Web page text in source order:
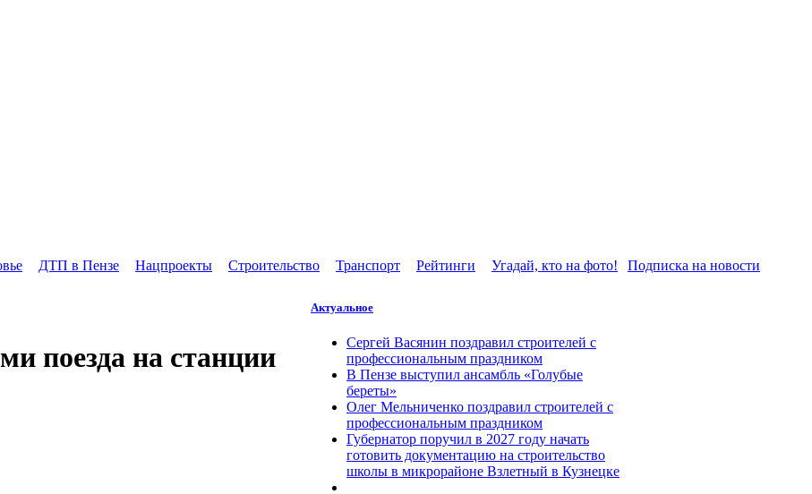
ДТП в Пензе Нацпроекты Строительство Транспорт Рейтинги Угадай, кто на фото! Подписка на новости
поезда на станции
Актуальное
Сергей Васянин поздравил строителей с
профессиональным праздником
В Пензе выступил ансамбль «Голубые
береты»
Олег Мельниченко поздравил строителей с
профессиональным праздником
Губернатор поручил в 2027 году начать
готовить документацию на строительство
школы в микрорайоне Взлетный в Кузнецке